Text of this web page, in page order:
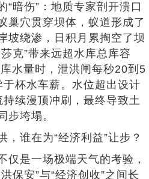
“暗伤”：地质专家剖开溃口
巢穴贯穿坝体，蚁道形成了
坡绕渗，日积月累掏空了坝
克”带来远超水库总库容
水量时，泄洪闸每秒20到5
杯水车薪。水位超出设计
续漫顶冲刷，最终导致土
步垮塌。
谁在为“经济利益”让步？
是一场极端天气的考验，
保安”与“经济创收”之间长